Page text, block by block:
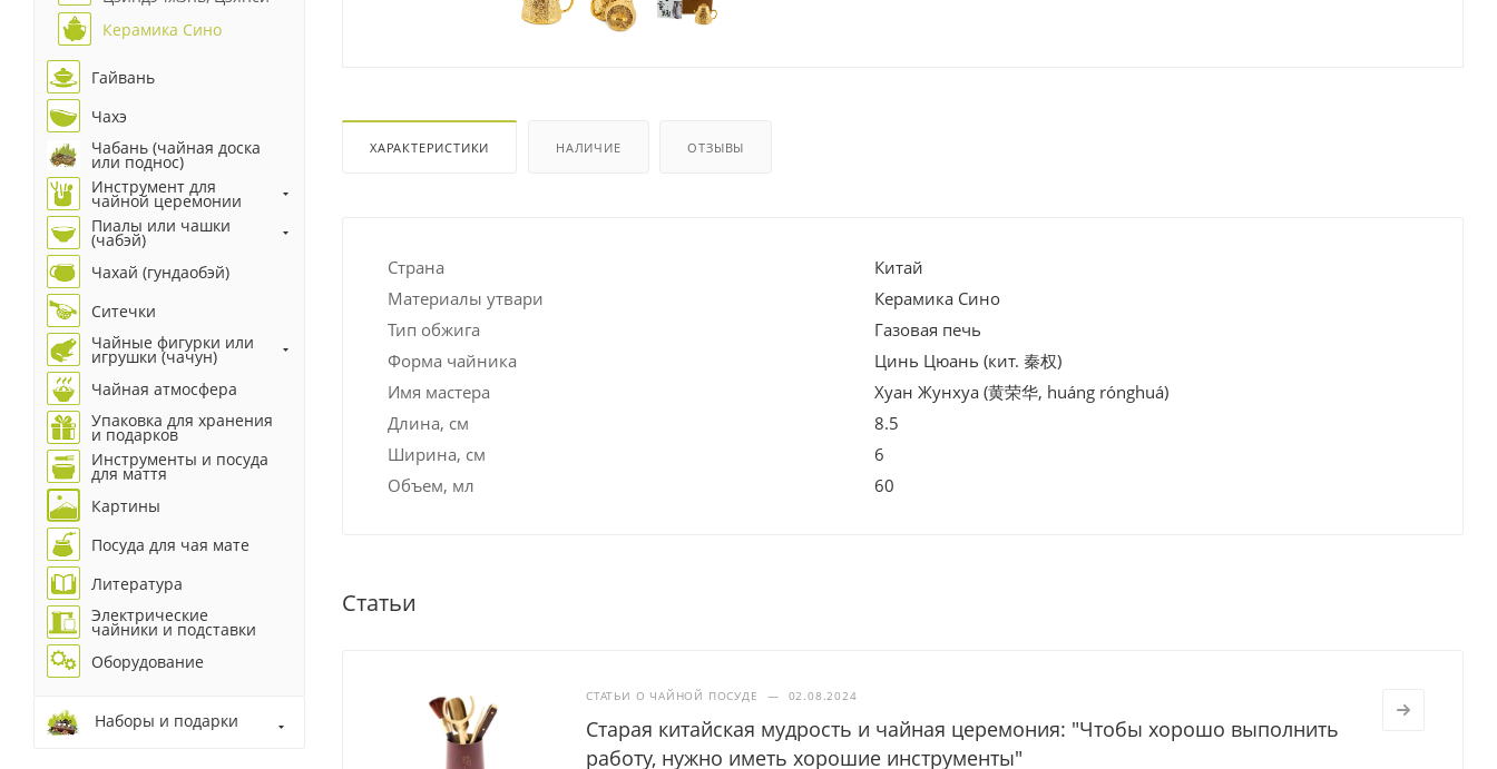
ХАРАКТЕРИСТИКИ НАЛИЧИЕ ОТЗЫВЫ
Страна
Китай
Материалы утвари
Керамика Сино
Тип обжига
Газовая печь
Форма чайника
Цинь Цюань (кит. 秦权)
Имя мастера
Хуан Жунхуа (黄荣华, huáng rónghuá)
Длина, см
8.5
Ширина, см
6
Объем, мл
60
Статьи
СТАТЬИ О ЧАЙНОЙ ПОСУДЕ — 02.08.2024
Старая китайская мудрость и чайная церемония: "Чтобы хорошо выполнить
работу, нужно иметь хорошие инструменты"
Керамика Сино
Гайвань
Чахэ
Чабань (чайная доска
или поднос)
Инструмент для
чайной церемонии
Пиалы или чашки
(чабэй)
Чахай (гундаобэй)
Ситечки
Чайные фигурки или
игрушки (чачун)
Чайная атмосфера
Упаковка для хранения
и подарков
Инструменты и посуда
для маття
Картины
Посуда для чая мате
Литература
Электрические
чайники и подставки
Оборудование
Наборы и подарки